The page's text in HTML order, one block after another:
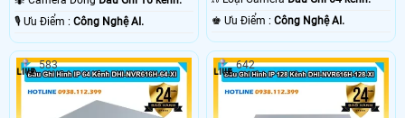
️🎙 Ưu Điểm : Công Nghệ AI.
️♚ Ưu Điểm :Công Nghệ AI.
583 642